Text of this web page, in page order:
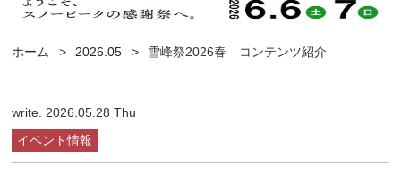
ホーム 2026.05 雪峰祭2026春 コンテンツ紹介
write. 2026.05.28 Thu
イベント情報